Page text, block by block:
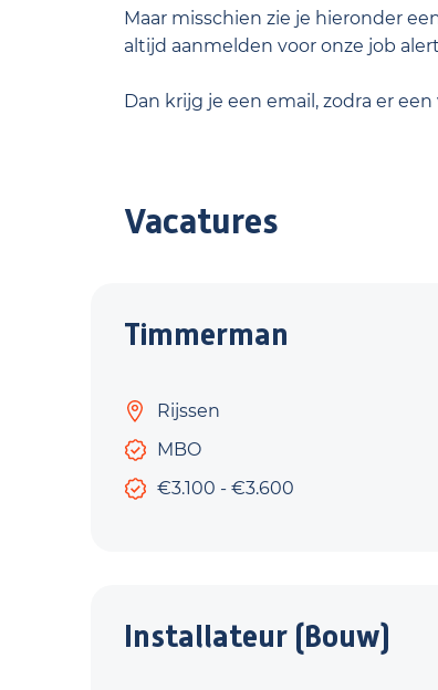
Maar misschien zie je hieronder
altijd aanmelden voor onze job
Dan krijg je een email, zodra er
Vacatures
Timmerman
Rijssen
MBO
€3.100 - €3.600
Installateur (Bouw)